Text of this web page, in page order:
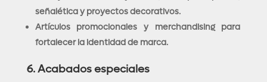
señalética y proyectos decorativos.
Artículos promocionales y merchandising para
fortalecer la identidad de marca.
6. Acabados especiales